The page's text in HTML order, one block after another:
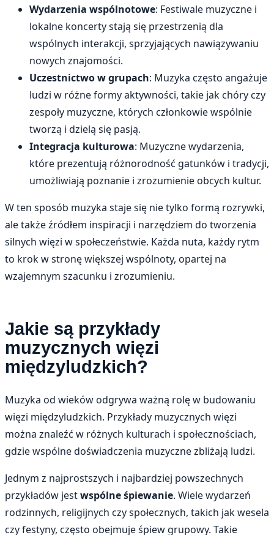
Wydarzenia wspólnotowe: Festiwale muzyczne i
lokalne koncerty stają się przestrzenią dla
wspólnych interakcji, sprzyjających nawiązywaniu
nowych znajomości.
Uczestnictwo w grupach: Muzyka często angażuje
ludzi w różne formy aktywności, takie jak chóry czy
zespoły muzyczne, których członkowie wspólnie
tworzą i dzielą się pasją.
Integracja kulturowa: Muzyczne wydarzenia,
które prezentują różnorodność gatunków i tradycji,
umożliwiają poznanie i zrozumienie obcych kultur.
W ten sposób muzyka staje się nie tylko formą rozrywki,
ale także źródłem inspiracji i narzędziem do tworzenia
silnych więzi w społeczeństwie. Każda nuta, każdy rytm
to krok w stronę większej wspólnoty, opartej na
wzajemnym szacunku i zrozumieniu.
Jakie są przykłady
muzycznych więzi
międzyludzkich?
Muzyka od wieków odgrywa ważną rolę w budowaniu
więzi międzyludzkich. Przykłady muzycznych więzi
można znaleźć w różnych kulturach i społecznościach,
gdzie wspólne doświadczenia muzyczne zbliżają ludzi.
Jednym z najprostszych i najbardziej powszechnych
przykładów jestwspólne śpiewanie. Wiele wydarzeń
rodzinnych, religijnych czy społecznych, takich jak wesela
czy festyny, często obejmuje śpiew grupowy. Takie